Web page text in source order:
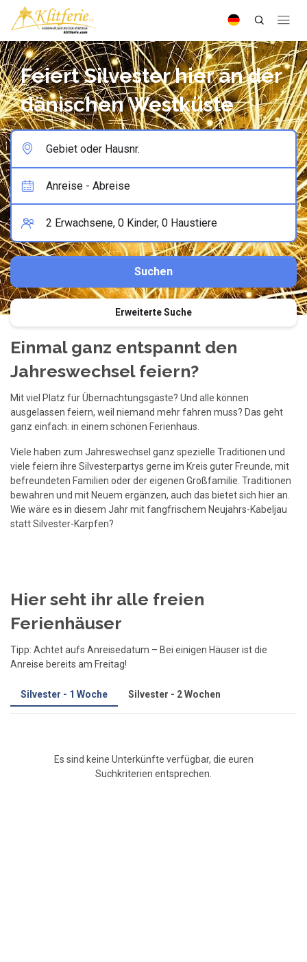
Feiert Silvester hier an der
dänischen Westküste
Erweiterte Suche
Einmal ganz entspannt den
Jahreswechsel feiern?
Mit viel Platz für Übernachtungsgäste? Und alle können
ausgelassen feiern, weil niemand mehr fahren muss? Das geht
ganz einfach: in einem schönen Ferienhaus.
Viele haben zum Jahreswechsel ganz spezielle Traditionen und
viele feiern ihre Silvesterpartys gerne im Kreis guter Freunde, mit
befreundeten Familien oder der eigenen Großfamilie. Traditionen
bewahren und mit Neuem ergänzen, auch das bietet sich hier an.
Wie wäre es in diesem Jahr mit fangfrischem Neujahrs-Kabeljau
statt Silvester-Karpfen?
Hier seht ihr alle freien
Ferienhäuser
Tipp: Achtet aufs Anreisedatum – Bei einigen Häuser ist die
Anreise bereits am Freitag!
Silvester - 1 Woche Silvester - 2 Wochen
Es sind keine Unterkünfte verfügbar, die euren
Suchkriterien entsprechen.